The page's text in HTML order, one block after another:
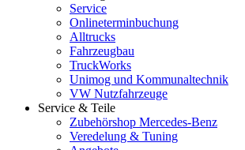
Service
Onlineterminbuchung
Alltrucks
Fahrzeugbau
TruckWorks
Unimog und Kommunaltechnik
VW Nutzfahrzeuge
Service & Teile
Zubehörshop Mercedes-Benz
Veredelung & Tuning